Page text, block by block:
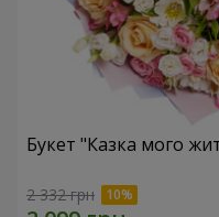
Букет "Казка мого
2 332 грн